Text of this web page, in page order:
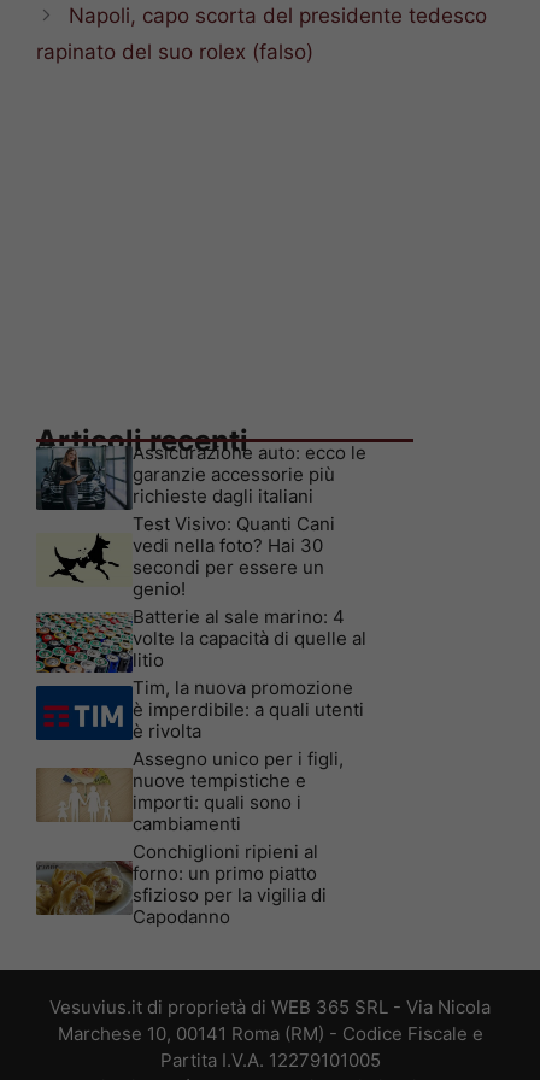
Napoli, capo scorta del presidente tedesco
rapinato del suo rolex (falso)
Articoli recenti
Assicurazione auto: ecco le
garanzie accessorie più
richieste dagli italiani
Test Visivo: Quanti Cani
vedi nella foto? Hai 30
secondi per essere un
genio!
Batterie al sale marino: 4
volte la capacità di quelle al
litio
Tim, la nuova promozione
è imperdibile: a quali utenti
è rivolta
Assegno unico per i figli,
nuove tempistiche e
importi: quali sono i
cambiamenti
Conchiglioni ripieni al
forno: un primo piatto
sfizioso per la vigilia di
Capodanno
Vesuvius.it di proprietà di WEB 365 SRL - Via Nicola
Marchese 10, 00141 Roma (RM) - Codice Fiscale e
Partita I.V.A. 12279101005